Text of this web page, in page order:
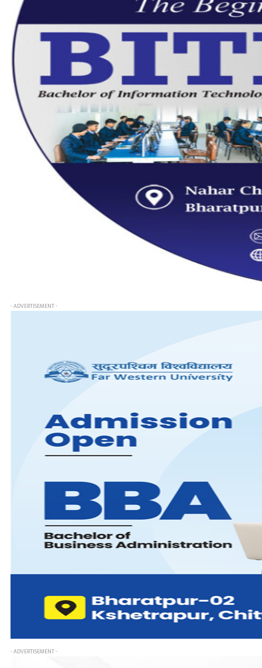
- ADVERTISEMENT -
- ADVERTISEMENT -